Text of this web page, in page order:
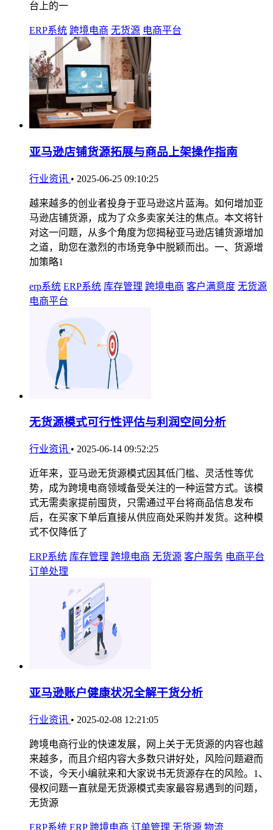
台上的一
ERP系统 跨境电商 无货源 电商平台
亚马逊店铺货源拓展与商品上架操作指南
行业资讯 • 2025-06-25 09:10:25
越来越多的创业者投身于亚马逊这片蓝海。如何增加亚
马逊店铺货源，成为了众多卖家关注的焦点。本文将针
对这一问题，从多个角度为您揭秘亚马逊店铺货源增加
之道，助您在激烈的市场竞争中脱颖而出。一、货源增
加策略1
erp系统 ERP系统 库存管理 跨境电商 客户满意度 无货源
电商平台
无货源模式可行性评估与利润空间分析
行业资讯 • 2025-06-14 09:52:25
近年来，亚马逊无货源模式因其低门槛、灵活性等优
势，成为跨境电商领域备受关注的一种运营方式。该模
式无需卖家提前囤货，只需通过平台将商品信息发布
后，在买家下单后直接从供应商处采购并发货。这种模
式不仅降低了
ERP系统 库存管理 跨境电商 无货源 客户服务 电商平台
订单处理
亚马逊账户健康状况全解干货分析
行业资讯 • 2025-02-08 12:21:05
跨境电商行业的快速发展，网上关于无货源的内容也越
来越多，而且介绍内容大多数只讲好处，风险问题避而
不谈，今天小编就来和大家说书无货源存在的风险。1、
侵权问题一直就是无货源模式卖家最容易遇到的问题，
无货源
ERP系统 ERP 跨境电商 订单管理 无货源 物流